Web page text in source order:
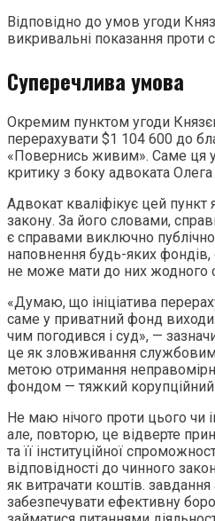
Відповідно до умов угоди
викривальні показання проти
Суперечлива умова
Окремим пунктом угоди
перерахувати $1 104 600 до
«Повернись живим». Саме ця
критику з боку адвоката
Адвокат кваліфікує цей
закону. За його словами,
є справами виключно
наповнення будь-яких
не може мати до них жодного
«Думаю, що ініціатива
саме у приватний фонд
чим погодився і суд», —
це як зловживання
метою отримання
фондом — тяжкий корупційний
Не маю нічого проти цього чи
але, повторю, це відверте
та її інституційної
відповідності до чинного
як витрачати коштів.
забезпечувати ефективну